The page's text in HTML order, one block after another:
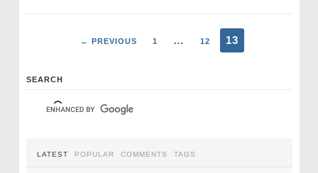
← PREVIOUS 1 … 12 13
SEARCH
LATEST POPULAR COMMENTS TAGS